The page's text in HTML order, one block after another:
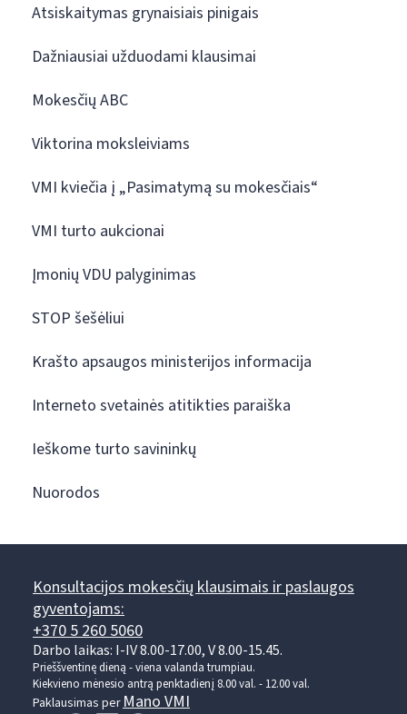
Atsiskaitymas grynaisiais pinigais
Dažniausiai užduodami klausimai
Mokesčių ABC
Viktorina moksleiviams
VMI kviečia į „Pasimatymą su mokesčiais“
VMI turto aukcionai
Įmonių VDU palyginimas
STOP šešėliui
Krašto apsaugos ministerijos informacija
Interneto svetainės atitikties paraiška
Ieškome turto savininkų
Nuorodos
Konsultacijos mokesčių klausimais ir paslaugos
gyventojams:
+370 5 260 5060
Darbo laikas: I-IV 8.00-17.00, V 8.00-15.45.
Prieššventinę dieną - viena valanda trumpiau.
Kiekvieno mėnesio antrą penktadienį 8.00 val. - 12.00 val.
Paklausimas per Mano VMI